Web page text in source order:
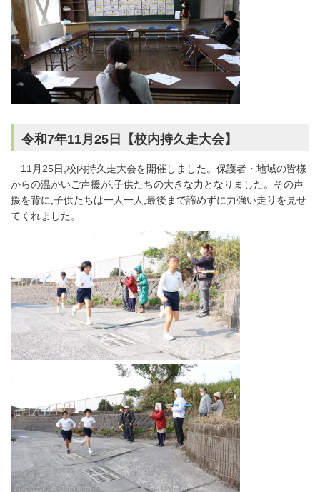
令和7年11月25日【校内持久走大会】
11月25日,校内持久走大会を開催しました。保護者・地域の皆様
からの温かいご声援が,子供たちの大きな力となりました。その声
援を背に,子供たちは一人一人,最後まで諦めずに力強い走りを見せ
てくれました。